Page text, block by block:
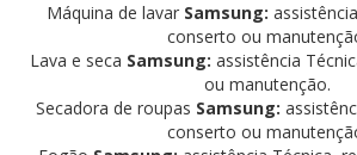
Máquina de lavar Samsung:
conserto ou
Lava e seca Samsung: assistência
ou manutenção.
Secadora de roupas Samsung:
conserto ou